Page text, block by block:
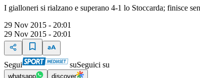
I gialloneri si rialzano e superano 4-1 lo Stoccarda; finisce
29 Nov 2015 - 20:01
29 Nov 2015 - 20:01
Segui suSeguici su
whatsapp discover